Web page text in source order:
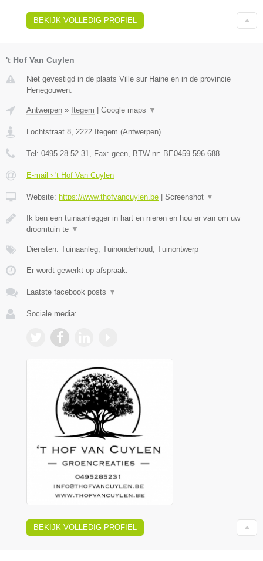
BEKIJK VOLLEDIG PROFIEL
't Hof Van Cuylen
Niet gevestigd in de plaats Ville sur Haine en in de provincie
Henegouwen.
Antwerpen » Itegem Google maps ▼
Lochtstraat 8 2222 Itegem (Antwerpen)
Tel: 0495 28 52 31 , Fax: geen , BTW-nr: BE0459 596 688
E-mail › 't Hof Van Cuylen
Website: https://www.thofvancuylen.be Screenshot ▼
Ik ben een tuinaanlegger in hart en nieren en hou er van om uw
droomtuin te ▼
Diensten: Tuinaanleg, Tuinonderhoud, Tuinontwerp
Er wordt gewerkt op afspraak.
Laatste facebook posts ▼
Sociale media:
BEKIJK VOLLEDIG PROFIEL